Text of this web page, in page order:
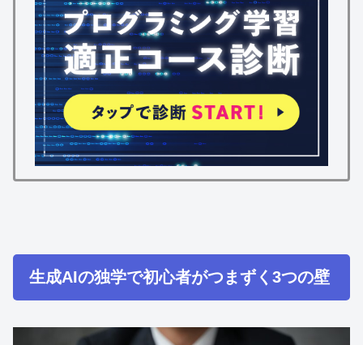
生成AIの独学で初心者がつまずく3つの壁